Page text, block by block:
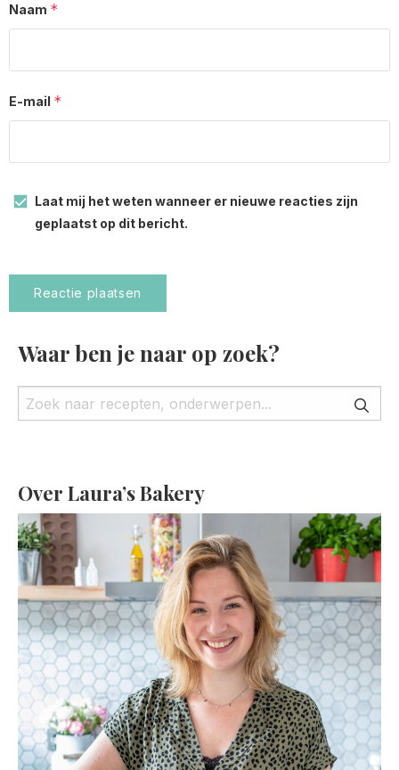
Naam *
E-mail *
Laat mij het weten wanneer er nieuwe reacties zijn
geplaatst op dit bericht.
Waar ben je naar op zoek?
Over Laura’s Bakery